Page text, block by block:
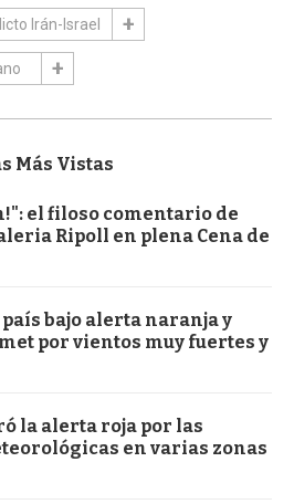
Irán-Israel
Más Vistas
el filoso comentario de
Ripoll en plena Cena de
bajo alerta naranja y
por vientos muy fuertes y
la alerta roja por las
en varias zonas